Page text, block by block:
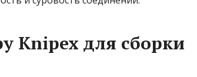
Knipex для сборки